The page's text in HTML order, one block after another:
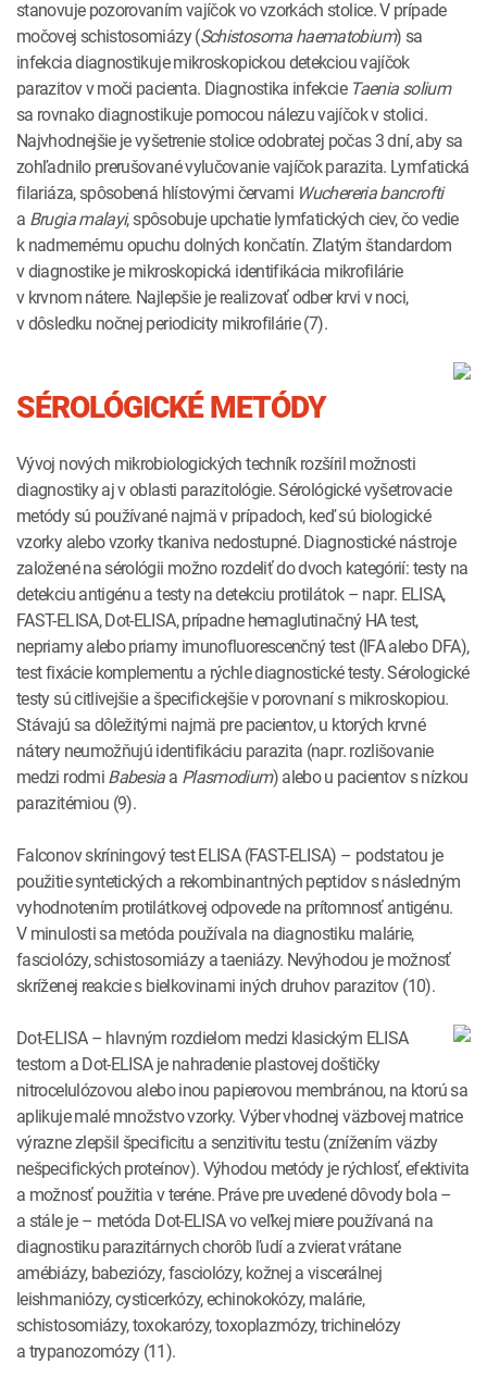
stanovuje pozorovaním vajíčok vo vzorkách stolice. V prípade
močovej schistosomiázy (Schistosoma haematobium) sa
infekcia diagnostikuje mikroskopickou detekciou vajíčok
parazitov v moči pacienta. Diagnostika infekcie Taenia solium
sa rovnako diagnostikuje pomocou nálezu vajíčok v stolici.
Najvhodnejšie je vyšetrenie stolice odobratej počas 3 dní, aby sa
zohľadnilo prerušované vylučovanie vajíčok parazita. Lymfatická
filariáza, spôsobená hlístovými červami Wuchereria bancrofti
a Brugia malayi, spôsobuje upchatie lymfatických ciev, čo vedie
k nadmernému opuchu dolných končatín. Zlatým štandardom
v diagnostike je mikroskopická identifikácia mikrofilárie
v krvnom nátere. Najlepšie je realizovať odber krvi v noci,
v dôsledku nočnej periodicity mikrofilárie (7).
SÉROLÓGICKÉ METÓDY
Vývoj nových mikrobiologických techník rozšíril možnosti
diagnostiky aj v oblasti parazitológie. Sérológické vyšetrovacie
metódy sú používané najmä v prípadoch, keď sú biologické
vzorky alebo vzorky tkaniva nedostupné. Diagnostické nástroje
založené na sérológii možno rozdeliť do dvoch kategórií: testy na
detekciu antigénu a testy na detekciu protilátok – napr. ELISA,
FAST-ELISA, Dot-ELISA, prípadne hemaglutinačný HA test,
nepriamy alebo priamy imunofluorescenčný test (IFA alebo DFA),
test fixácie komplementu a rýchle diagnostické testy. Sérologické
testy sú citlivejšie a špecifickejšie v porovnaní s mikroskopiou.
Stávajú sa dôležitými najmä pre pacientov, u ktorých krvné
nátery neumožňujú identifikáciu parazita (napr. rozlišovanie
medzi rodmiBabesiaa Plasmodium) alebo u pacientov s nízkou
parazitémiou (9).
Falconov skríningový test ELISA (FAST-ELISA) – podstatou je
použitie syntetických a rekombinantných peptidov s následným
vyhodnotením protilátkovej odpovede na prítomnosť antigénu.
V minulosti sa metóda používala na diagnostiku malárie,
fasciolózy, schistosomiázy a taeniázy. Nevýhodou je možnosť
skríženej reakcie s bielkovinami iných druhov parazitov (10).
Dot-ELISA – hlavným rozdielom medzi klasickým ELISA
testom a Dot-ELISA je nahradenie plastovej doštičky
nitrocelulózovou alebo inou papierovou membránou, na ktorú sa
aplikuje malé množstvo vzorky. Výber vhodnej väzbovej matrice
výrazne zlepšil špecificitu a senzitivitu testu (znížením väzby
nešpecifických proteínov). Výhodou metódy je rýchlosť, efektivita
a možnosť použitia v teréne. Práve pre uvedené dôvody bola –
a stále je – metóda Dot-ELISA vo veľkej miere používaná na
diagnostiku parazitárnych chorôb ľudí a zvierat vrátane
amébiázy, babeziózy, fasciolózy, kožnej a viscerálnej
leishmaniózy, cysticerkózy, echinokokózy, malárie,
schistosomiázy, toxokarózy, toxoplazmózy, trichinelózy
a trypanozomózy (11).